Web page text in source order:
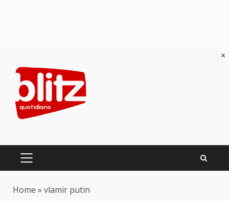
content
PRIMARY
Home » vlamir putin
×